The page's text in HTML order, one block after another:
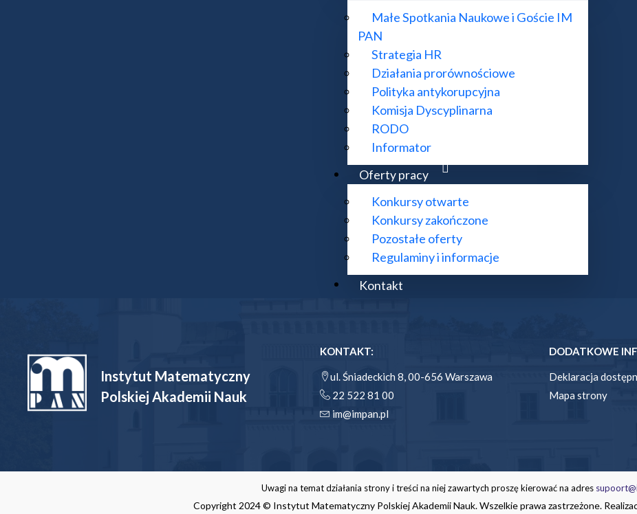
Małe Spotkania Naukowe i Goście IM
PAN
Strategia HR
Działania prorównościowe
Polityka antykorupcyjna
Komisja Dyscyplinarna
RODO
Informator
Oferty pracy
Konkursy otwarte
Konkursy zakończone
Pozostałe oferty
Regulaminy i informacje
Kontakt
Ośrodek Badawczo-Konferencyjny IMPAN w Będlewie
Instytut Matematyczny
Polskiej Akademii Nauk
KONTAKT:
ul. Śniadeckich 8, 00-656 Warszawa
22 522 81 00
im@impan.pl
DODATKOWE
Deklaracja
Mapa strony
Uwagi na temat działania strony i treści na niej zawartych proszę kierować na adres
Copyright 2024 © Instytut Matematyczny Polskiej Akademii Nauk. Wszelkie prawa zastrzeżone.